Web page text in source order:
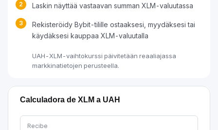
2 Laskin näyttää vastaavan summan XLM-valuutassa
3
Rekisteröidy Bybit-tilille ostaaksesi, myydäksesi tai
käydäksesi kauppaa XLM-valuutalla
UAH-XLM-vaihtokurssi päivitetään reaaliajassa
markkinatietojen perusteella.
Calculadora de XLM a UAH
Recibe